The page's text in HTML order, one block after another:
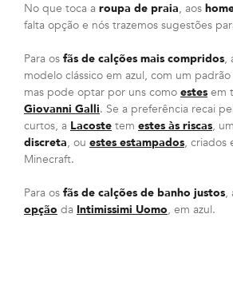
No que toca a roupa de praia, aos
falta opção e nós trazemos sugestões
Para os fãs de calções mais compridos,
modelo clássico em azul, com um
mas pode optar por uns como estes em
Giovanni Galli. Se a preferência recai
curtos, a Lacoste tem estes às riscas,
discreta, ou estes estampados, criados
Minecraft.
Para os fãs de calções de banho justos,
opção da Intimissimi Uomo, em azul.